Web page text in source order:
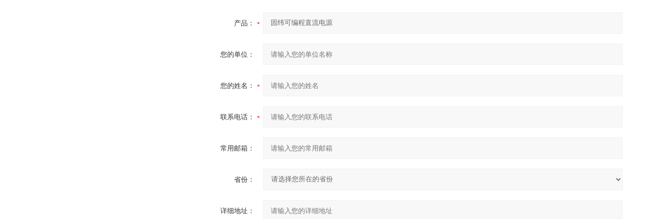
产品：
您的单位：
您的姓名：
联系电话：
常用邮箱：
省份：
详细地址：